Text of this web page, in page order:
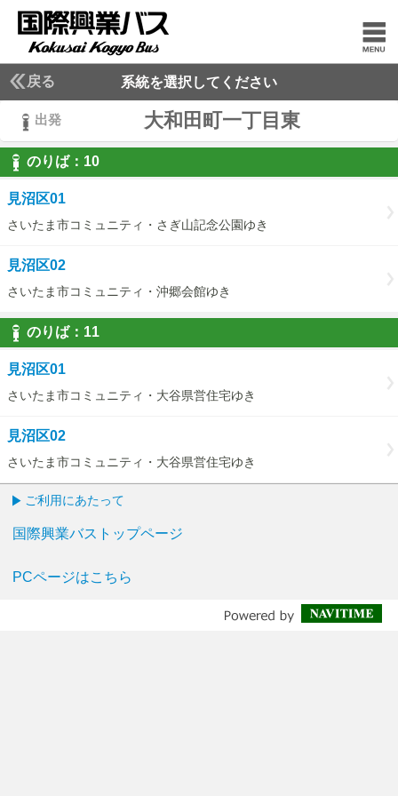
戻る 系統を選択してください
出発 大和田町一丁目東
のりば： 10
10
見沼区01
さいたま市コミュニティ・さぎ山記念公園ゆき
見沼区02
さいたま市コミュニティ・沖郷会館ゆき
のりば： 11
11
見沼区01
さいたま市コミュニティ・大谷県営住宅ゆき
見沼区02
さいたま市コミュニティ・大谷県営住宅ゆき
ご利用にあたって
国際興業バストップページ
PCページはこちら